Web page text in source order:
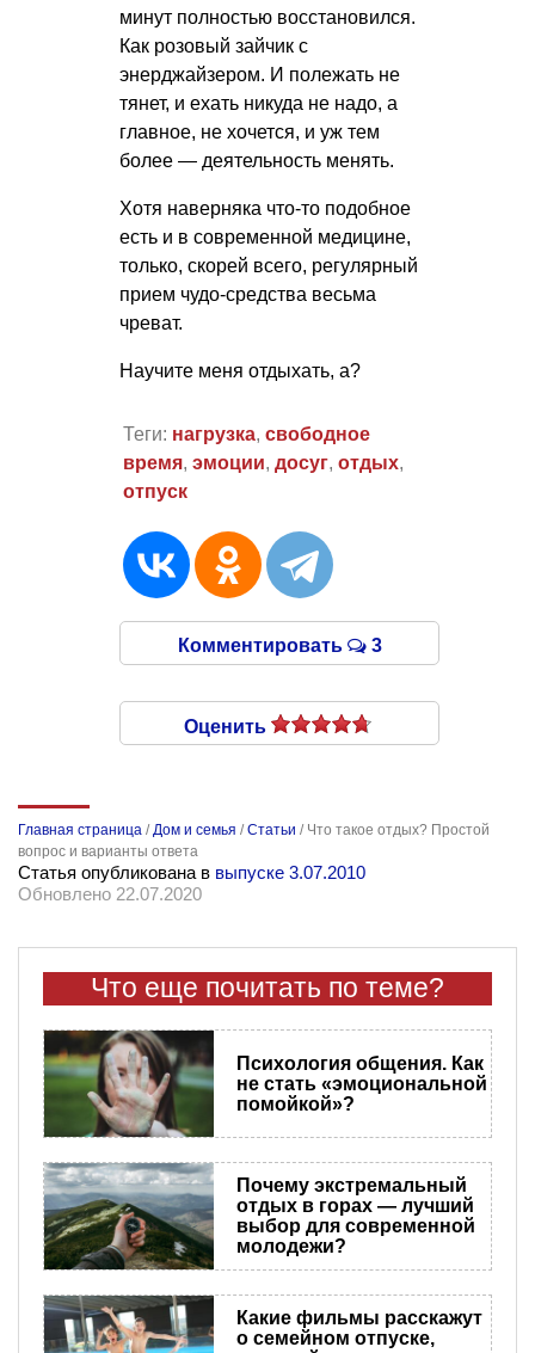
минут полностью восстановился.
Как розовый зайчик с
энерджайзером. И полежать не
тянет, и ехать никуда не надо, а
главное, не хочется, и уж тем
более — деятельность менять.
Хотя наверняка что-то подобное
есть и в современной медицине,
только, скорей всего, регулярный
прием чудо-средства весьма
чреват.
Научите меня отдыхать, а?
Теги: нагрузка, свободное
время, эмоции, досуг, отдых,
отпуск
Комментировать 3
Оценить
Главная страница / Дом и семья /Статьи / Что такое отдых? Простой
вопрос и варианты ответа
Статья опубликована в выпуске 3.07.2010
Обновлено 22.07.2020
Что еще почитать по теме?
Психология общения. Как
не стать «эмоциональной
помойкой»?
Почему экстремальный
отдых в горах — лучший
выбор для современной
молодежи?
Какие фильмы расскажут
о семейном отпуске,